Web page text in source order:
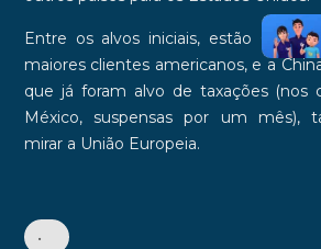
Entre os alvos iniciais, estão
maiores clientes americanos, e a
que já foram alvo de taxações (nos
México, suspensas por um mês),
mirar a União Europeia.
•